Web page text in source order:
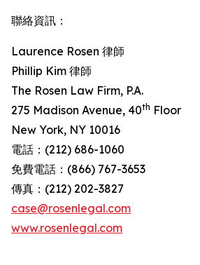
聯絡資訊：
Laurence Rosen 律師
Phillip Kim 律師
The Rosen Law Firm, P.A.
275 Madison Avenue, 40th Floor
New York, NY 10016
電話：(212) 686-1060
免費電話：(866) 767-3653
傳真：(212) 202-3827
case@rosenlegal.com
www.rosenlegal.com